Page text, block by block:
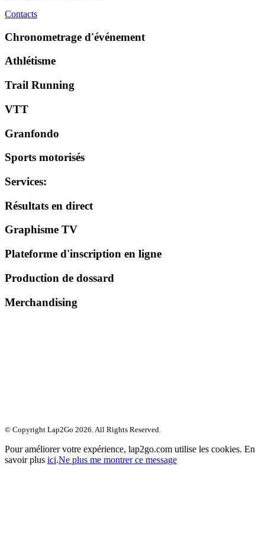
Contacts
Chronometrage d'événement
Athlétisme
Trail Running
VTT
Granfondo
Sports motorisés
Services:
Résultats en direct
Graphisme TV
Plateforme d'inscription en ligne
Production de dossard
Merchandising
© Copyright Lap2Go 2026. All Rights Reserved.
Pour améliorer votre expérience, lap2go.com utilise les cookies. En
savoir plus ici.Ne plus me montrer ce message